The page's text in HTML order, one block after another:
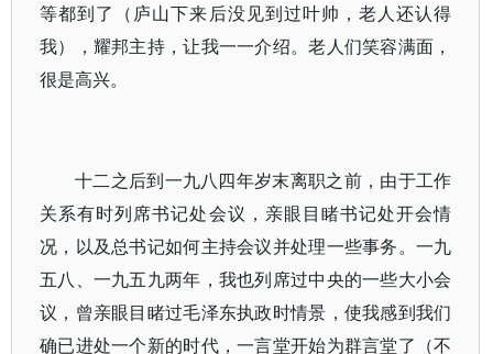
等都到了（庐山下来后没见到过叶帅，老人还认得
我），耀邦主持，让我一一介绍。老人们笑容满面，
很是高兴。
十二之后到一九八四年岁末离职之前，由于工作
关系有时列席书记处会议，亲眼目睹书记处开会情
况，以及总书记如何主持会议并处理一些事务。一九
五八、一九五九两年，我也列席过中央的一些大小会
议，曾亲眼目睹过毛泽东执政时情景，使我感到我们
确已进处一个新的时代，一言堂开始为群言堂了（不